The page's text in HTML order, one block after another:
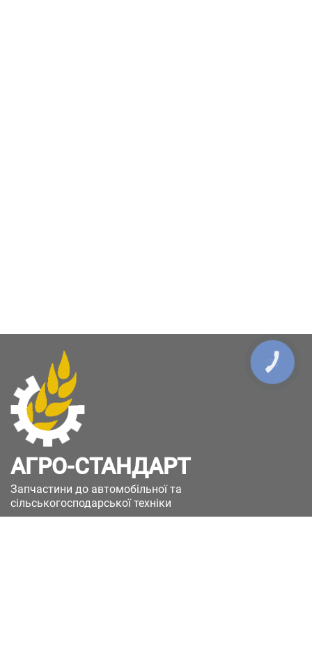
АГРО-СТАНДАРТ
Запчастини до автомобільної та
сільськогосподарської техніки
КНОПКА
ЗВ'ЯЗКУ